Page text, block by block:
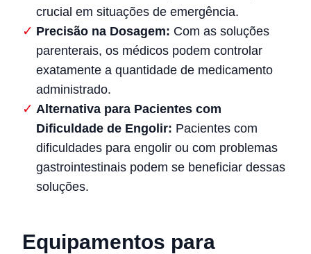
crucial em situações de emergência.
Precisão na Dosagem: Com as soluções
parenterais, os médicos podem controlar
exatamente a quantidade de medicamento
administrado.
Alternativa para Pacientes com
Dificuldade de Engolir: Pacientes com
dificuldades para engolir ou com problemas
gastrointestinais podem se beneficiar dessas
soluções.
Equipamentos para